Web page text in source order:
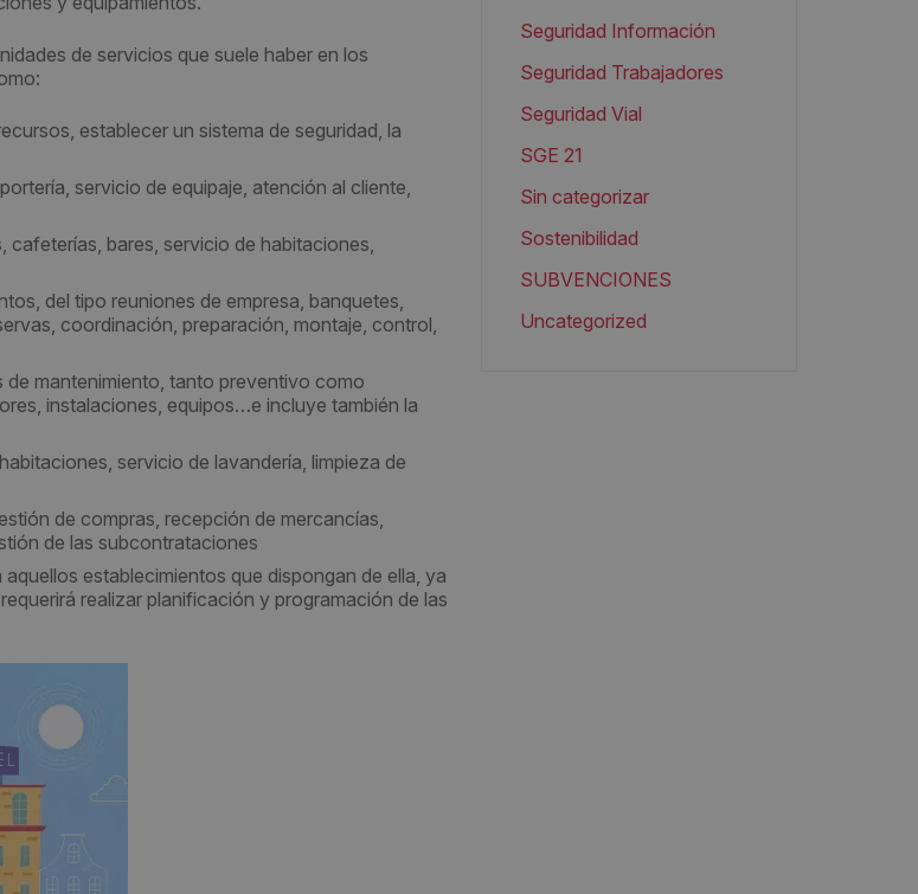
de servicios que suele haber en los
establecer un sistema de seguridad, la
servicio de equipaje, atención al cliente,
bares, servicio de habitaciones,
del tipo reuniones de empresa, banquetes,
coordinación, preparación, montaje, control,
mantenimiento, tanto preventivo como
instalaciones, equipos…e incluye también la
servicio de lavandería, limpieza de
de compras, recepción de mercancías,
de las subcontrataciones
establecimientos que dispongan de ella, ya
realizar planificación y programación de las
Seguridad Información
Seguridad Trabajadores
Seguridad Vial
SGE 21
Sin categorizar
Sostenibilidad
SUBVENCIONES
Uncategorized